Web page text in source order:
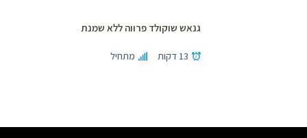
גנאש שוקולד פרווה ללא שמנת
13 דקות מתחיל